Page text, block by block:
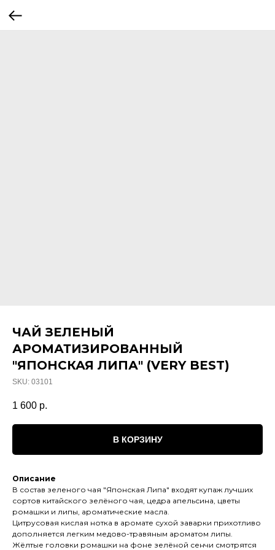
ЧАЙ ЗЕЛЕНЫЙ
АРОМАТИЗИРОВАННЫЙ
"ЯПОНСКАЯ ЛИПА" (VERY BEST)
SKU: 03101
1 600 р.
В КОРЗИНУ
Описание
В состав зеленого чая "Японская Липа" входят купаж лучших
сортов китайского зелёного чая, цедра апельсина, цветы
ромашки и липы, ароматические масла.
Цитрусовая кислая нотка в аромате сухой заварки прихотливо
дополняется легким медово-травяным ароматом липы.
Жёлтые головки ромашки на фоне зелёной сенчи смотрятся